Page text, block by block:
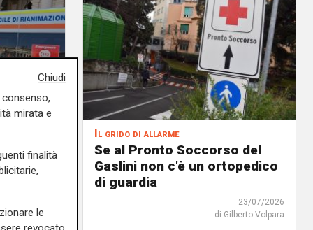
di
Il grido di allarme
Se al Pronto Soccorso del
Gaslini non c'è un ortopedico
di guardia
23/07/2026
di Gilberto Volpara
Chiudi
mirata e
finalità
le